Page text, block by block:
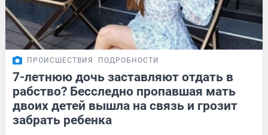
ПРОИСШЕСТВИЯ ПОДРОБНОСТИ
7-летнюю дочь заставляют отдать в
рабство? Бесследно пропавшая мать
двоих детей вышла на связь и грозит
забрать ребенка